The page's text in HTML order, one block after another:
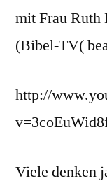
mit Frau Ruth
(Bibel-TV(
http://
Viele denken